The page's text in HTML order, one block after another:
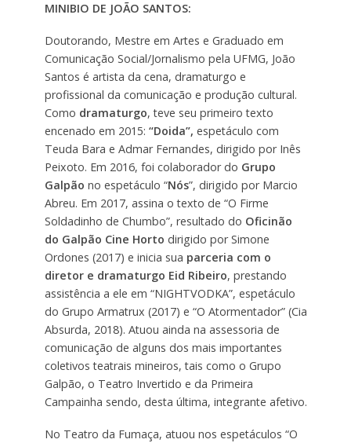
MINIBIO DE JOÃO SANTOS:
Doutorando, Mestre em Artes e Graduado em
Comunicação Social/Jornalismo pela UFMG, João
Santos é artista da cena, dramaturgo e
profissional da comunicação e produção cultural.
Como dramaturgo, teve seu primeiro texto
encenado em 2015: “Doida”, espetáculo com
Teuda Bara e Admar Fernandes, dirigido por Inês
Peixoto. Em 2016, foi colaborador do Grupo
Galpão no espetáculo “Nós”, dirigido por Marcio
Abreu. Em 2017, assina o texto de “O Firme
Soldadinho de Chumbo”, resultado do Oficinão
do Galpão Cine Horto dirigido por Simone
Ordones (2017) e inicia sua parceria com o
diretor e dramaturgo Eid Ribeiro, prestando
assistência a ele em “NIGHTVODKA”, espetáculo
do Grupo Armatrux (2017) e “O Atormentador” (Cia
Absurda, 2018). Atuou ainda na assessoria de
comunicação de alguns dos mais importantes
coletivos teatrais mineiros, tais como o Grupo
Galpão, o Teatro Invertido e da Primeira
Campainha sendo, desta última, integrante afetivo.
No Teatro da Fumaça, atuou nos espetáculos “O